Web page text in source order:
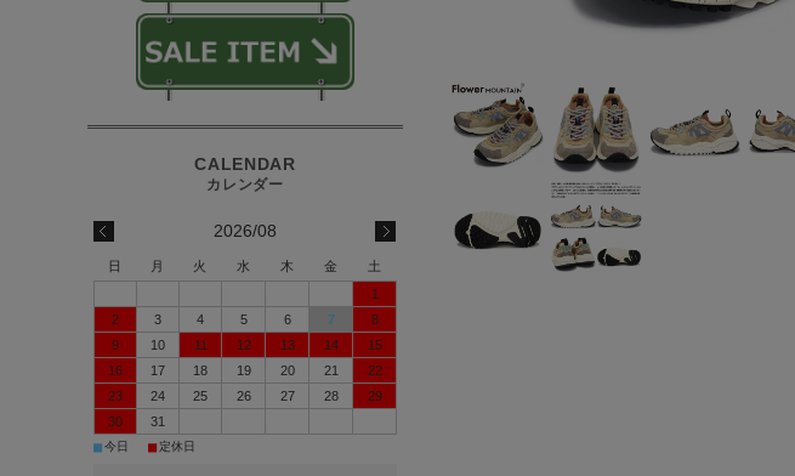
2026/08
日 月 火 水 木 金
土
1
2
3 4 5 6 7
8
9
10 11 12 13 14
15
16
17 18 19 20 21
22
23
24 25 26 27 28
29
30
31
■今日 ■ 定休日